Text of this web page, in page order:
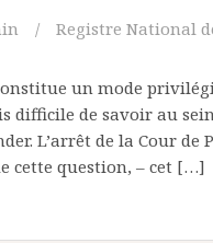
Registre National
un mode
difficile de savoir au
L’arrêt de la Cour de
cette question, – cet […]